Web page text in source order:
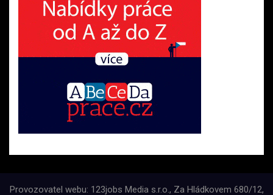
Provozovatel webu: 123jobs Media s.r.o., Za Hládkovem 680/12,